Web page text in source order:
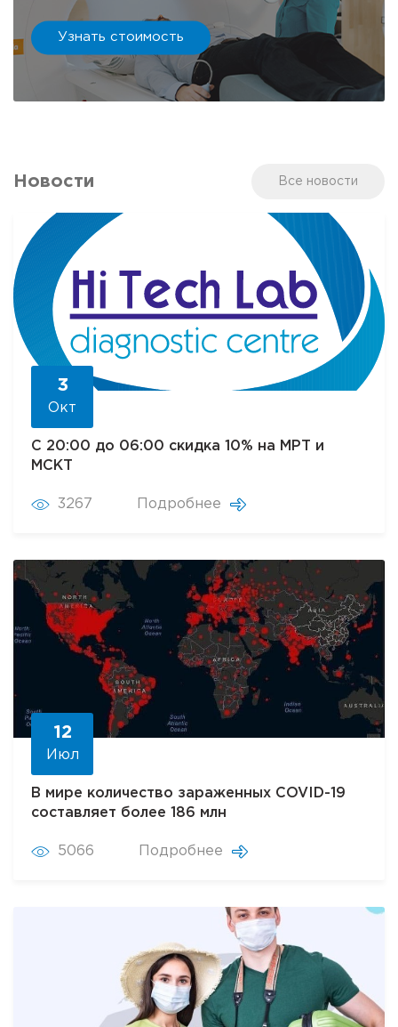
Узнать стоимость
Новости Все новости
3
Окт
С 20:00 до 06:00 скидка 10% на МРТ и
МСКТ
3267 Подробнее
12
Июл
В мире количество зараженных COVID-19
составляет более 186 млн
5066 Подробнее